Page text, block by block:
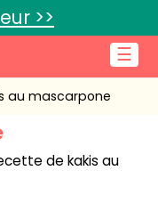
☰
>>
au mascarpone
de kakis au